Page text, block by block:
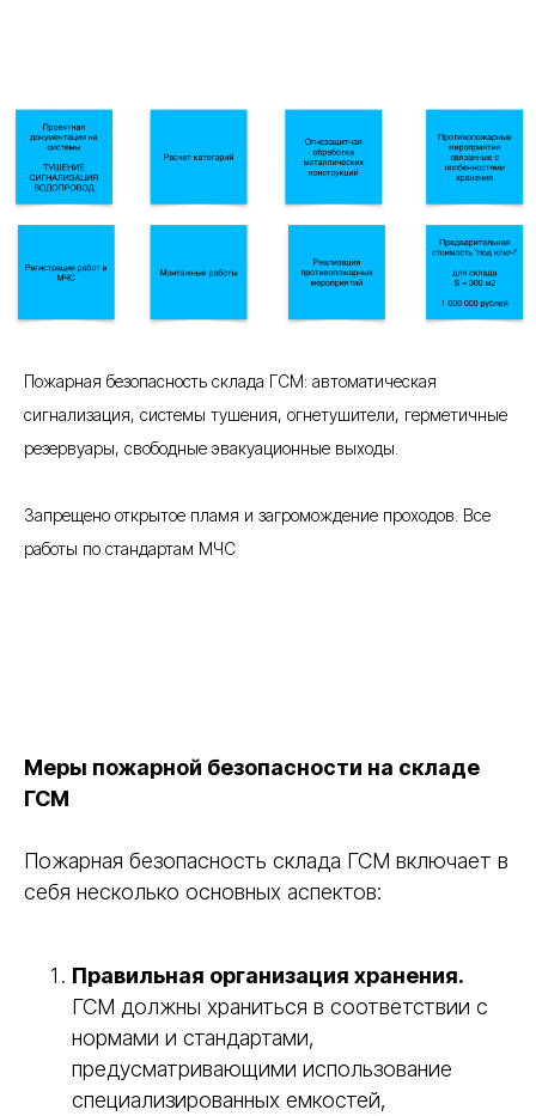
Пожарная безопасность склада ГСМ: автоматическая
сигнализация, системы тушения, огнетушители, герметичные
резервуары, свободные эвакуационные выходы.
Запрещено открытое пламя и загромождение проходов. Все
работы по стандартам МЧС
Меры пожарной безопасности на складе
ГСМ
Пожарная безопасность склада ГСМ включает в
себя несколько основных аспектов:
Правильная организация хранения.
ГСМ должны храниться в соответствии с
нормами и стандартами,
предусматривающими использование
специализированных емкостей,